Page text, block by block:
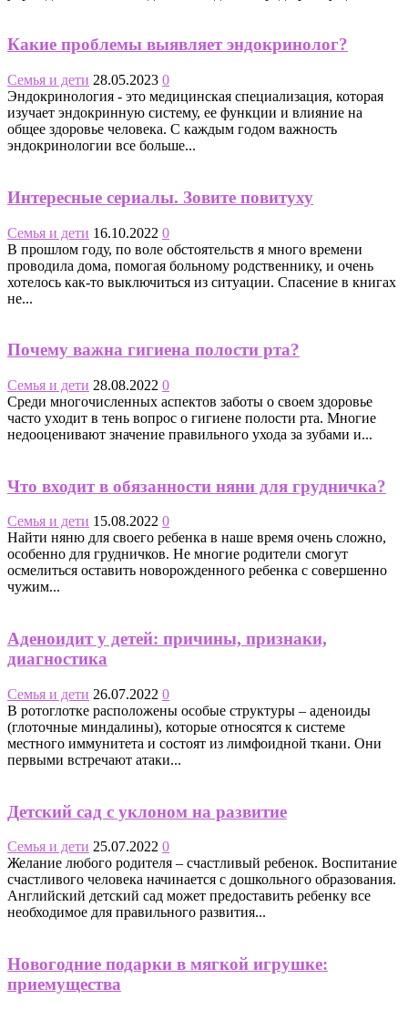
Какие проблемы выявляет эндокринолог?
Семья и дети 28.05.2023 0
Эндокринология - это медицинская специализация, которая
изучает эндокринную систему, ее функции и влияние на
общее здоровье человека. С каждым годом важность
эндокринологии все больше...
Интересные сериалы. Зовите повитуху
Семья и дети 16.10.2022 0
В прошлом году, по воле обстоятельств я много времени
проводила дома, помогая больному родственнику, и очень
хотелось как-то выключиться из ситуации. Спасение в книгах
не...
Почему важна гигиена полости рта?
Семья и дети 28.08.2022 0
Среди многочисленных аспектов заботы о своем здоровье
часто уходит в тень вопрос о гигиене полости рта. Многие
недооценивают значение правильного ухода за зубами и...
Что входит в обязанности няни для грудничка?
Семья и дети 15.08.2022 0
Найти няню для своего ребенка в наше время очень сложно,
особенно для грудничков. Не многие родители смогут
осмелиться оставить новорожденного ребенка с совершенно
чужим...
Аденоидит у детей: причины, признаки,
диагностика
Семья и дети 26.07.2022 0
В ротоглотке расположены особые структуры – аденоиды
(глоточные миндалины), которые относятся к системе
местного иммунитета и состоят из лимфоидной ткани. Они
первыми встречают атаки...
Детский сад с уклоном на развитие
Семья и дети 25.07.2022 0
Желание любого родителя – счастливый ребенок. Воспитание
счастливого человека начинается с дошкольного образования.
Английский детский сад может предоставить ребенку все
необходимое для правильного развития...
Новогодние подарки в мягкой игрушке:
приемущества